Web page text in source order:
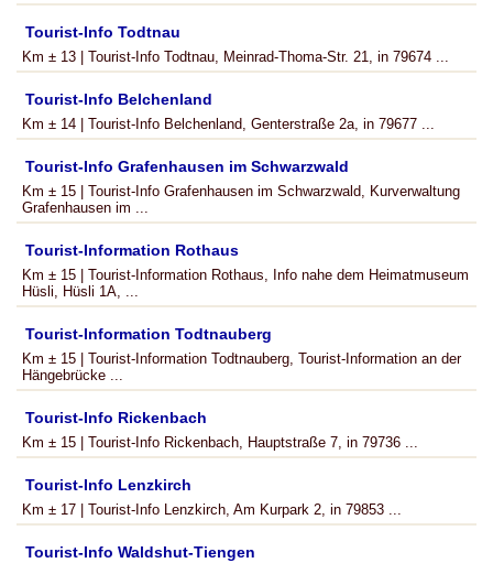
Tourist-Info Todtnau
Km ± 13 | Tourist-Info Todtnau, Meinrad-Thoma-Str. 21, in 79674 ...
Tourist-Info Belchenland
Km ± 14 | Tourist-Info Belchenland, Genterstraße 2a, in 79677 ...
Tourist-Info Grafenhausen im Schwarzwald
Km ± 15 | Tourist-Info Grafenhausen im Schwarzwald, Kurverwaltung
Grafenhausen im ...
Tourist-Information Rothaus
Km ± 15 | Tourist-Information Rothaus, Info nahe dem Heimatmuseum
Hüsli, Hüsli 1A, ...
Tourist-Information Todtnauberg
Km ± 15 | Tourist-Information Todtnauberg, Tourist-Information an der
Hängebrücke ...
Tourist-Info Rickenbach
Km ± 15 | Tourist-Info Rickenbach, Hauptstraße 7, in 79736 ...
Tourist-Info Lenzkirch
Km ± 17 | Tourist-Info Lenzkirch, Am Kurpark 2, in 79853 ...
Tourist-Info Waldshut-Tiengen